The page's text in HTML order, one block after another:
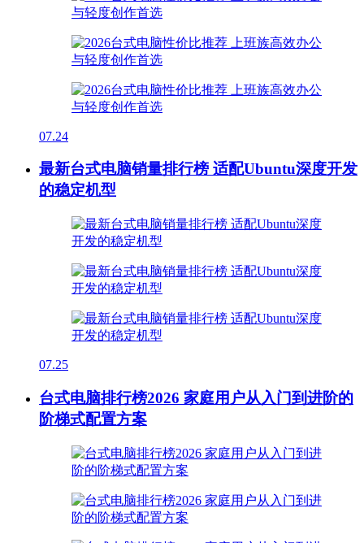
07.24
最新台式电脑销量排行榜 适配Ubuntu深度开发
的稳定机型
07.25
台式电脑排行榜2026 家庭用户从入门到进阶的
阶梯式配置方案